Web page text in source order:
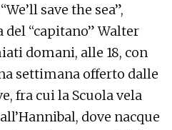
save the sea”,
“capitano” Walter
domani, alle 18, con
settimana offerto dalle
fra cui la Scuola vela
dove nacque